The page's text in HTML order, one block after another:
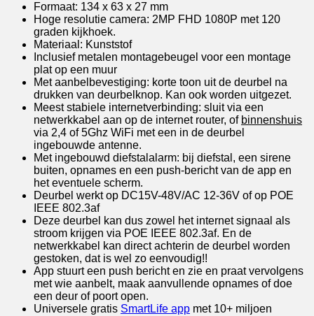
Formaat: 134 x 63 x 27 mm
Hoge resolutie camera: 2MP FHD 1080P met 120
graden kijkhoek.
Materiaal: Kunststof
Inclusief metalen montagebeugel voor een montage
plat op een muur
Met aanbelbevestiging: korte toon uit de deurbel na
drukken van deurbelknop. Kan ook worden uitgezet.
Meest stabiele internetverbinding: sluit via een
netwerkkabel aan op de internet router, of binnenshuis
via 2,4 of 5Ghz WiFi met een in de deurbel
ingebouwde antenne.
Met ingebouwd diefstalalarm: bij diefstal, een sirene
buiten, opnames en een push-bericht van de app en
het eventuele scherm.
Deurbel werkt op DC15V-48V/AC 12-36V of op POE
IEEE 802.3af
Deze deurbel kan dus zowel het internet signaal als
stroom krijgen via POE IEEE 802.3af. En de
netwerkkabel kan direct achterin de deurbel worden
gestoken, dat is wel zo eenvoudig!!
App stuurt een push bericht en zie en praat vervolgens
met wie aanbelt, maak aanvullende opnames of doe
een deur of poort open.
Universele gratis SmartLife app met 10+ miljoen